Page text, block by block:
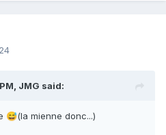
JMG said:
😅(la mienne donc...)